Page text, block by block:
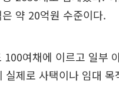
약 20억원 수준이다.
여채에 이르고 일부
제로 사택이나 임대